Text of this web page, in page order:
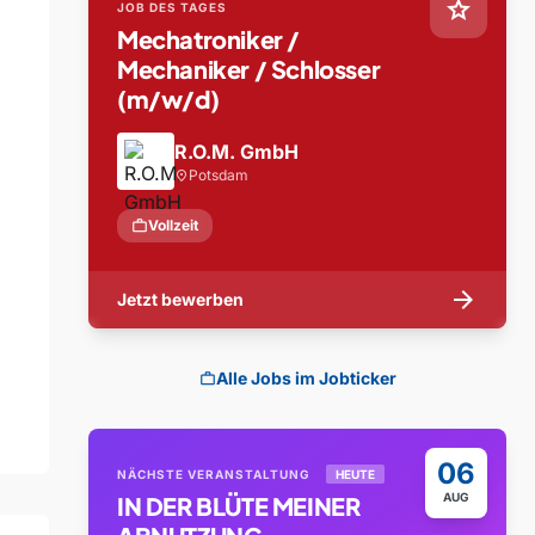
star
JOB DES TAGES
Mechatroniker /
Mechaniker / Schlosser
(m/w/d)
R.O.M. GmbH
location_on Potsdam
workVollzeit
Jetzt bewerben arrow_forward
workAlle Jobs im Jobticker
06
AUG
NÄCHSTE VERANSTALTUNG HEUTE
IN DER BLÜTE MEINER